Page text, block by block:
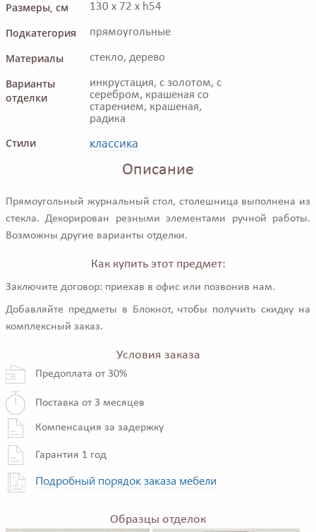
Размеры, см
130 x 72 x h54
Подкатегория прямоугольные
Материалы стекло, дерево
Варианты
отделки
инкрустация, с золотом, с
серебром, крашеная со
старением, крашеная,
радика
Стили классика
Описание
Прямоугольный журнальный стол, столешница выполнена из
стекла. Декорирован резными элементами ручной работы.
Возможны другие варианты отделки.
Как купить этот предмет:
Заключите договор: приехав в офис или позвонив нам.
Добавляйте предметы в Блокнот, чтобы получить скидку на
комплексный заказ.
Условия заказа
Предоплата от 30%
Поставка от 3 месяцев
Компенсация за задержку
Гарантия 1 год
Подробный порядок заказа мебели
Образцы отделок